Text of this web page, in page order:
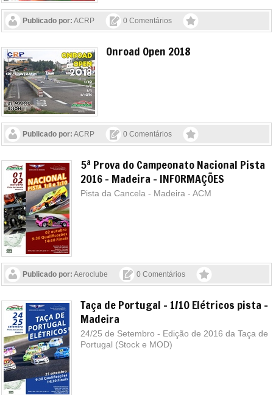
Publicado por: ACRP 0 Comentários
Onroad Open 2018
Publicado por: ACRP 0 Comentários
5ª Prova do Campeonato Nacional Pista
2016 - Madeira - INFORMAÇÕES
Pista da Cancela - Madeira - ACM
Publicado por: Aeroclube 0 Comentários
Taça de Portugal - 1/10 Elétricos pista -
Madeira
24/25 de Setembro - Edição de 2016 da Taça de
Portugal (Stock e MOD)